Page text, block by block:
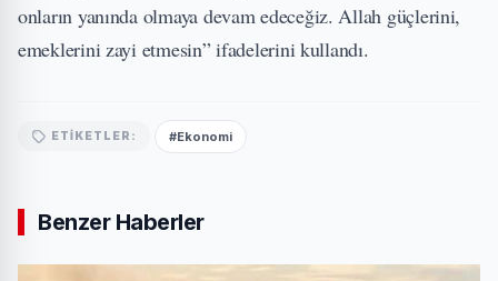
onların yanında olmaya devam edeceğiz. Allah güçlerini,
emeklerini zayi etmesin” ifadelerini kullandı.
ETIKETLER: #Ekonomi
Benzer Haberler